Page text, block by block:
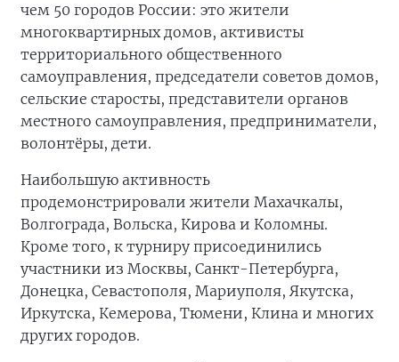
чем 50 городов России: это жители
многоквартирных домов, активисты
территориального общественного
самоуправления, председатели советов домов,
сельские старосты, представители органов
местного самоуправления, предприниматели,
волонтёры, дети.
Наибольшую активность
продемонстрировали жители Махачкалы,
Волгограда, Вольска, Кирова и Коломны.
Кроме того, к турниру присоединились
участники из Москвы, Санкт-Петербурга,
Донецка, Севастополя, Мариуполя, Якутска,
Иркутска, Кемерова, Тюмени, Клина и многих
других городов.